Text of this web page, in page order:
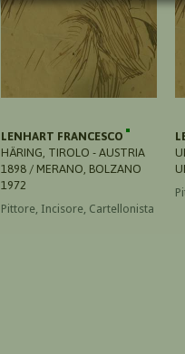
LENHART FRANCESCO
HÄRING, TIROLO - AUSTRIA
1898 / MERANO, BOLZANO
1972
Pittore, Incisore, Cartellonista